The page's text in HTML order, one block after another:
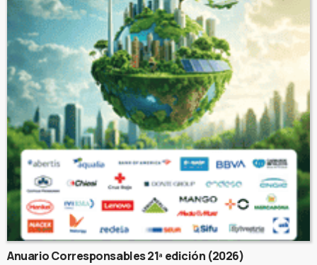
Anuario Corresponsables 21ª edición (2026)